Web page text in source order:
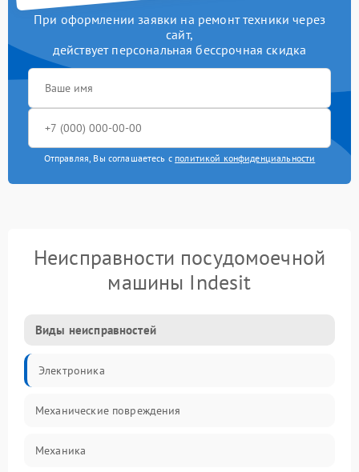
При оформлении заявки на ремонт техники через
сайт,
действует персональная бессрочная скидка
Отправляя, Вы соглашаетесь с политикой конфиденциальности
Неисправности посудомоечной
машины Indesit
Виды неисправностей
Электроника
Механические повреждения
Механика